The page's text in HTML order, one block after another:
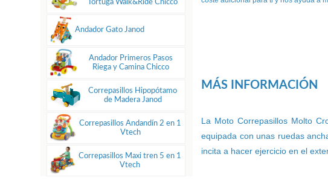
Tortuga Walk&Ride Chicco
Andador Gato Janod
Andador Primeros Pasos
Riega y Camina Chicco
Correpasillos Hipopótamo
de Madera Janod
Correpasillos Andandín 2 en 1
Vtech
Correpasillos Maxi tren 5 en 1
Vtech
MÁS INFORMACIÓN
La Moto Correpasillos Molto
equipada con unas ruedas
incita a hacer ejercicio en el